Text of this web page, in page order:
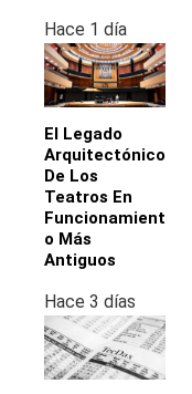
Hace 1 día
El Legado
Arquitectónico
De Los
Teatros En
Funcionamient
O Más
Antiguos
Hace 3 días